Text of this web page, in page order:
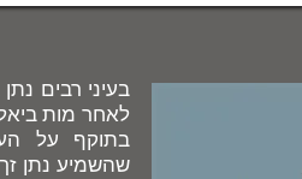
בעיני רבים
לאחר מות
בתוקף על
שהשמיע נתן